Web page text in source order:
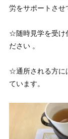
労をサポートさせ
☆随時見学を受け
ださい 。
☆通所される方に
ています。